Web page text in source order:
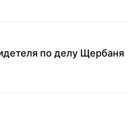
по делу Щербаня